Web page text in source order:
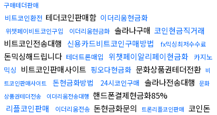
구매테더판매
비트코인환전 테더코인판매함 이더리움현금화
위챗페이비트코인구입 이더리움현금화 솔라나구매 코인현금직거래
비트코인전송대행 신용카드비트코인구매방법 fx믹싱최저수수료
돈믹싱해드립니다 테더트론매입 위챗페이알리페이현금화 카지노
믹싱 비트코인판매사이트 핑오다현금화 문화상품권테더전환 비
트코인판매사이트
돈현금화방법 24시코인구매 솔라나전송대행 문화
상품권테더전송
이더리움전송대행 핸드폰결제현금화85%
리플코인판매
이더리움전송 돈현금화문의 트론리플코인판매 코인돈